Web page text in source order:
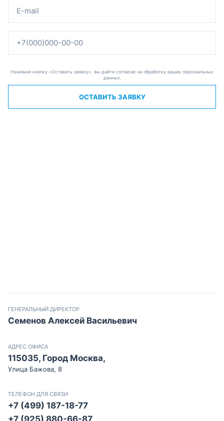
Нажимая кнопку «Оставить заявку», вы даёте согласие на обработку ваших персональных
данных.
ОСТАВИТЬ ЗАЯВКУ
ГЕНЕРАЛЬНЫЙ ДИРЕКТОР
Семенов Алексей Васильевич
АДРЕС ОФИСА
115035, Город Москва,
Улица Бажова, 8
ТЕЛЕФОН ДЛЯ СВЯЗИ
+7 (499) 187-18-77
+7 (925) 880-66-87